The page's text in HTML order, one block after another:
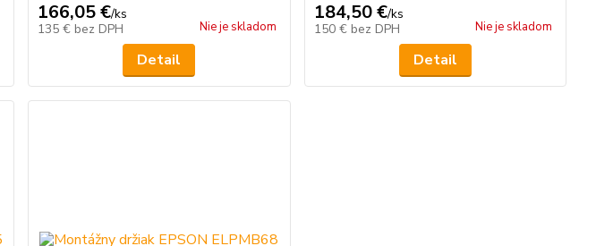
166,05 €/ks
135 € bez DPH Nie je skladom
Detail
184,50 €/ks
150 € bez DPH Nie je skladom
Detail